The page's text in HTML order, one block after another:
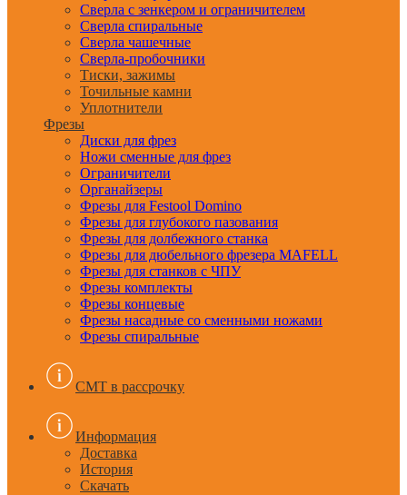
Сверла с зенкером и ограничителем
Сверла спиральные
Сверла чашечные
Сверла-пробочники
Тиски, зажимы
Точильные камни
Уплотнители
Фрезы
Диски для фрез
Ножи сменные для фрез
Ограничители
Органайзеры
Фрезы для Festool Domino
Фрезы для глубокого пазования
Фрезы для долбежного станка
Фрезы для дюбельного фрезера MAFELL
Фрезы для станков с ЧПУ
Фрезы комплекты
Фрезы концевые
Фрезы насадные со сменными ножами
Фрезы спиральные
CMT в рассрочку
Информация
Доставка
История
Скачать